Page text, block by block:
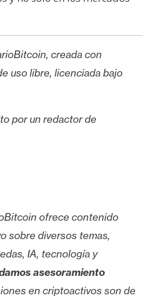
creada con
uso libre, licenciada bajo
por un redactor de
ofrece contenido
sobre diversos temas,
IA, tecnología y
asesoramiento
en criptoactivos son de